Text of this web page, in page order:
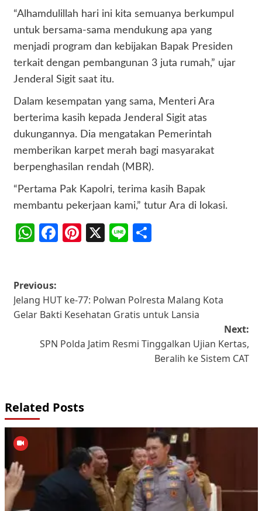
“Alhamdulillah hari ini kita semuanya berkumpul
untuk bersama-sama mendukung apa yang
menjadi program dan kebijakan Bapak Presiden
terkait dengan pembangunan 3 juta rumah,” ujar
Jenderal Sigit saat itu.
Dalam kesempatan yang sama, Menteri Ara
berterima kasih kepada Jenderal Sigit atas
dukungannya. Dia mengatakan Pemerintah
memberikan karpet merah bagi masyarakat
berpenghasilan rendah (MBR).
“Pertama Pak Kapolri, terima kasih Bapak
membantu pekerjaan kami,” tutur Ara di lokasi.
WhatsApp
Facebook
Pinterest
X Line
Post
navigation
Previous:
Jelang HUT ke-77: Polwan Polresta Malang Kota
Gelar Bakti Kesehatan Gratis untuk Lansia
Next:
SPN Polda Jatim Resmi Tinggalkan Ujian Kertas,
Beralih ke Sistem CAT
Related Posts